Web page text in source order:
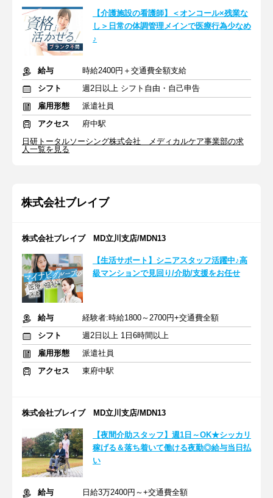
【介護施設の看護師】＜オンコール×残業な
し＞日常の体調管理メインで医療行為少なめ
♪
給与
時給2400円＋交通費全額支給
シフト
週2日以上 シフト自由・自己申告
雇用形態
派遣社員
アクセス
府中駅
日研トータルソーシング株式会社 メディカルケア事業部の求
人一覧を見る
株式会社ブレイブ
株式会社ブレイブ MD立川支店/MDN13
【生活サポート】シニアスタッフ活躍中♪高
級マンションで見回り/介助/支援をお任せ
給与
経験者:時給1800～2700円+交通費全額
シフト
週2日以上 1日6時間以上
雇用形態
派遣社員
アクセス
東府中駅
株式会社ブレイブ MD立川支店/MDN13
【夜間介助スタッフ】週1日～OK★シッカリ
稼げる＆落ち着いて働ける夜勤◎給与当日払
い
給与 日給3万2400円～+交通費全額